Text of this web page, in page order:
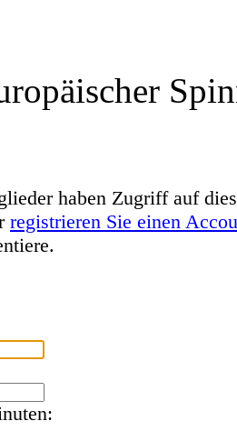
haben Zugriff auf
registrieren Sie einen